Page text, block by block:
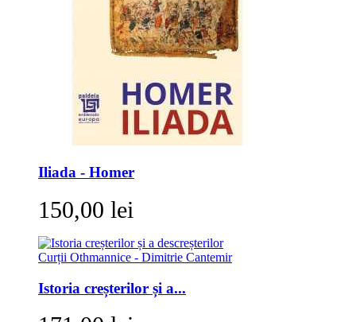
Iliada - Homer
150,00 lei
Istoria creșterilor și a...